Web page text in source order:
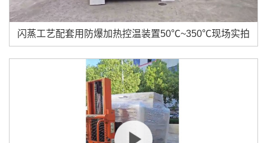
闪蒸工艺配套用防爆加热控温装置50℃~350℃现场实拍